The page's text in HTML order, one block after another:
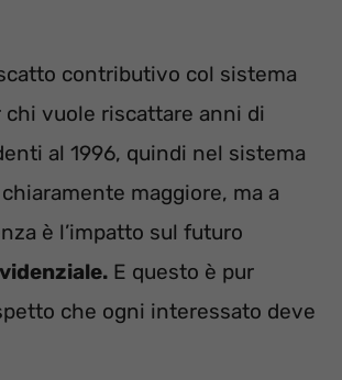
contributivo col sistema
chi vuole riscattare anni di
al 1996, quindi nel sistema
maggiore, ma a
è l’impatto sul futuro
E questo è pur
che ogni interessato deve